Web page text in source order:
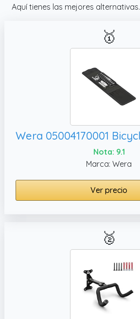
Aquí tienes las mejores alternativas.
🥇
Nota: 9.1
Marca: Wera
Ver precio
🥈